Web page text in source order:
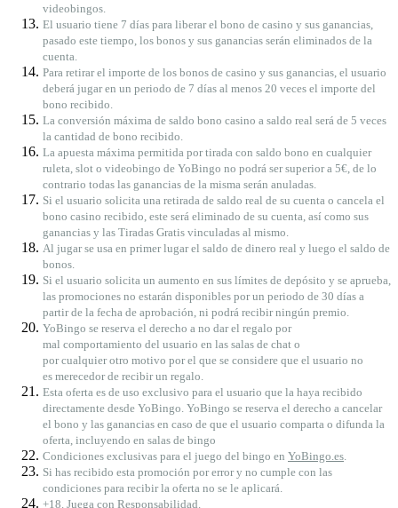
videobingos.
El usuario tiene 7 días para liberar el bono de casino y sus ganancias,
pasado este tiempo, los bonos y sus ganancias serán eliminados de la
cuenta.
Para retirar el importe de los bonos de casino y sus ganancias, el usuario
deberá jugar en un periodo de 7 días al menos 20 veces el importe del
bono recibido.
La conversión máxima de saldo bono casino a saldo real será de 5 veces
la cantidad de bono recibido.
La apuesta máxima permitida por tirada con saldo bono en cualquier
ruleta, slot o videobingo de YoBingo no podrá ser superior a 5€, de lo
contrario todas las ganancias de la misma serán anuladas.
Si el usuario solicita una retirada de saldo real de su cuenta o cancela el
bono casino recibido, este será eliminado de su cuenta, así como sus
ganancias y las Tiradas Gratis vinculadas al mismo.
Al jugar se usa en primer lugar el saldo de dinero real y luego el saldo de
bonos.
Si el usuario solicita un aumento en sus límites de depósito y se aprueba,
las promociones no estarán disponibles por un periodo de 30 días a
partir de la fecha de aprobación, ni podrá recibir ningún premio.
YoBingo se reserva el derecho a no dar el regalo por
mal comportamiento del usuario en las salas de chat o
porcualquier otro motivo porel que se considere que el usuario no
es merecedorde recibirun regalo.
Esta oferta es de uso exclusivo para el usuario que la haya recibido
directamente desde YoBingo. YoBingo se reserva el derecho a cancelar
el bono y las ganancias en caso de que el usuario comparta o difunda la
oferta, incluyendo en salas de bingo
Condiciones exclusivas para el juego del bingo en YoBingo.es
Si has recibido esta promoción por error y no cumple con las
condiciones para recibir la oferta no se le aplicará.
+18. Juega con Responsabilidad.